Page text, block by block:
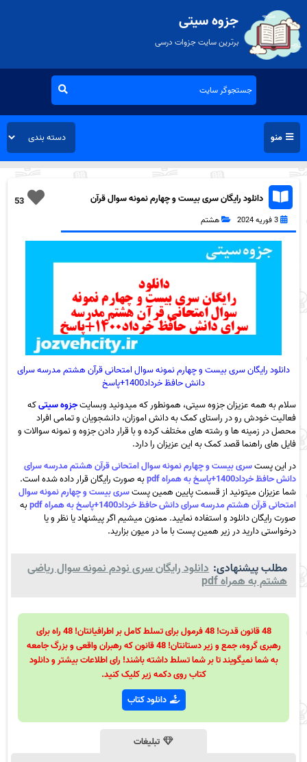
جزوه سیتی
برترین سایت جزوات درسی
منو
53
دانلود رایگان سری بیست و چهارم نمونه سوال قرآن
هشتم به همراه pdf
3 فوریه 2024 هشتم
دانلود رایگان سری بیست و چهارم نمونه سوال امتحانی قرآن هشتم مدرسه سرای
دانش حافظ خرداد1400+پاسخ
سلام به همه عزیزان جزوه سیتی، همونطور که میدونید وبسایتجزوه سیتیکه
فعالیت خودش رو در راستای کمک به دانش اموزان، دانشجویان و تمامی افراد
محصل در زمینه ها و رشته های مختلف کرده و با قرار دادن جزوه و نمونه سوالات و
فایل های راهنما قصد کمک به این عزیزان را دارد.
در این پستسری بیست و چهارم نمونه سوال امتحانی قرآن هشتم مدرسه سرای
دانش حافظ خرداد1400+پاسخ به همراه pdf
به صورت رایگان قرار داده شده است.
شما عزیزان میتونید از قسمت پایین همین پستسری بیست و چهارم نمونه سوال
امتحانی قرآن هشتم مدرسه سرای دانش حافظ خرداد1400+پاسخ به همراه pdf
به
صورت رایگان دانلود و استفاده نمایید. ممنون میشیم اگر پیشنهاد یا نظر و یا
درخواستی دارید در زیر همین پست با ما در میون بزارید.
مطلب پیشنهادی: دانلود رایگان سری نودم نمونه سوال ریاضی
هشتم به همراه pdf
48 قانون قدرت! 48 فرمول برای تسلط کامل بر اطرافیانتان! 48 راه برای
رهبری گروه، جمع و زیر دستانتان! 48 قانون که رهبران واقعی و بزرگ جامعه
به شما نمیگویند تا بر شما تسلط داشته باشند! رای اطلاعات بیشتر و دانلود
کتاب روی دکمه زیر کلیک کنید.
دانلود کتاب
تبلیغات